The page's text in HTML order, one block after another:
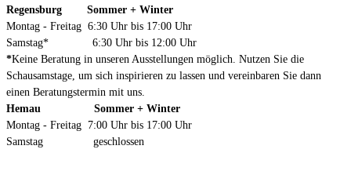
Regensburg Sommer + Winter
Montag - Freitag 6:30 Uhr bis 17:00 Uhr
Samstag* 6:30 Uhr bis 12:00 Uhr
*Keine Beratung in unseren Ausstellungen möglich. Nutzen Sie die
Schausamstage, um sich inspirieren zu lassen und vereinbaren Sie dann
einen Beratungstermin mit uns.
Hemau Sommer + Winter
Montag - Freitag 7:00 Uhr bis 17:00 Uhr
Samstag geschlossen